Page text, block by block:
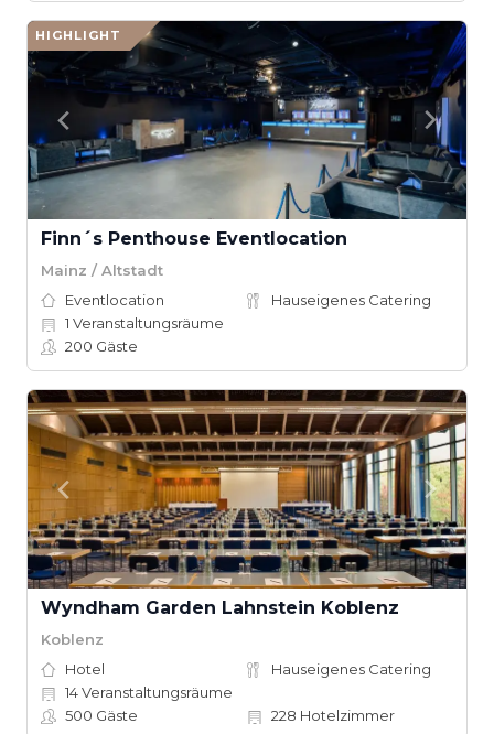
HIGHLIGHT
Finn´s Penthouse Eventlocation
Mainz / Altstadt
Eventlocation
Hauseigenes Catering
1 Veranstaltungsräume
200 Gäste
Wyndham Garden Lahnstein Koblenz
Koblenz
Hotel
Hauseigenes Catering
14Veranstaltungsräume
500 Gäste 228 Hotelzimmer